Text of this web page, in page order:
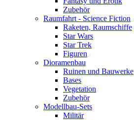
Zubehör
Raumfahrt - Science Fiction
Raketen, Raumschiffe
Star Wars
Star Trek
Figuren
Dioramenbau
Ruinen und Bauwerke
Bases
Vegetation
Zubehör
Modellbau-Sets
Militär